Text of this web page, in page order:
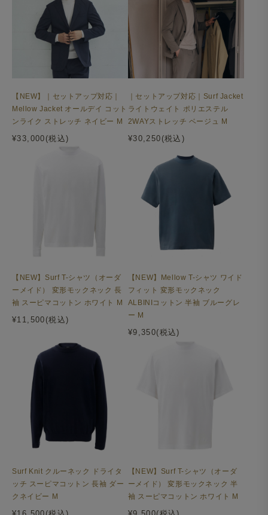
【NEW】｜セットアップ対応｜
Mellow Jacket オールデイ コット
ンライク ストレッチ ネイビー M
¥33,000(税込)
｜セットアップ対応｜Surf Jacket
ライトウェイト ポリエステル
2WAYストレッチ ベージュ M
¥30,250(税込)
【NEW】Surf T-シャツ（オーダ
ーメイド） 変形モックネック 長
袖 スーピマコットン ホワイト M
¥11,500(税込)
【NEW】Mellow T-シャツ ワイド
フィット 変形モックネック
ALBINIコットン 半袖 ブルーグレ
ー M
¥9,350(税込)
Surf Knit クルーネック ドライタ
ッチ スーピマコットン 長袖 ダー
クネイビー M
【NEW】Surf T-シャツ（オーダ
ーメイド） 変形モックネック 半
袖 スーピマコットン ホワイト M